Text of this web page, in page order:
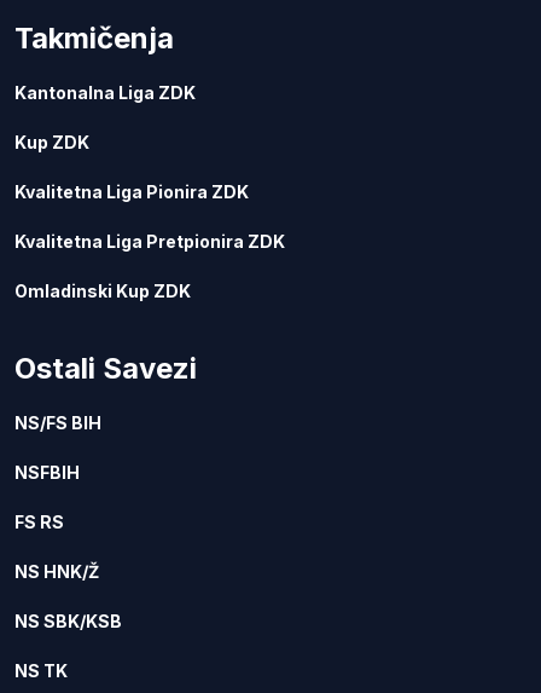
Takmičenja
Kantonalna Liga ZDK
Kup ZDK
Kvalitetna Liga Pionira ZDK
Kvalitetna Liga Pretpionira ZDK
Omladinski Kup ZDK
Ostali Savezi
NS/FS BIH
NSFBIH
FS RS
NS HNK/Ž
NS SBK/KSB
NS TK